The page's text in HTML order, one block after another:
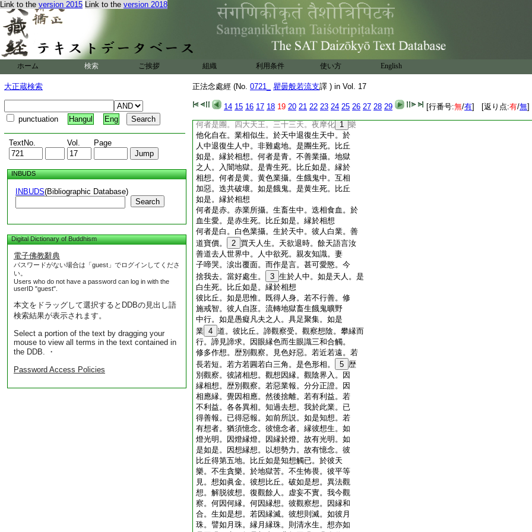
Link to the version 2015 Link to the version 2018
ホーム 検索 ご挨拶 組織 利用条件 使い方 English
大正蔵検索
punctuation Hangul Eng
TextNo. Vol. Page
INBUDS
INBUDS(Bibliographic Database)
Search
Digital Dictionary of Buddhism
電子佛教辭典
パスワードがない場合は「guest」でログインしてくださ
い。
Users who do not have a password can log in with the
userID "guest".
本文をドラッグして選択するとDDBの見出し語
検索結果が表示されます。
Select a portion of the text by dragging your
mouse to view all terms in the text contained in
the DDB. ・
Password Access Policies
正法念處經 (No. 0721_ 瞿曇般若流支譯 ) in Vol. 17
14 15 16 17 18 19 20 21 22 23 24 25 26 27 28 29 [行番号:無/有] [返り点:有/無]
寂靜心取戒 地獄生死＊短
比丘如是。縁於相想。彼比丘。如是思惟生死
＊短相。何者四楞。彼正觀察。欝單越人。於一
切物無我所心。決定上行。彼人如是四楞生
死。比丘如是。縁於相想
何者是圓地獄畜生餓鬼等中。無智輪轉。非
20 自心行。是圓生死。比丘如是。縁於相想
何者三角。若人行善不善無記種種雜業。地
獄天人諸處雜生。彼不善業。生地獄中。善
業天中。雜業人中。若行三業。於三處生。如
是名爲三角生死。比丘如是。縁於相想
何者是團。四大天王。三十三天。夜摩化 1 樂
他化自在。業相似生。於天中退復生天中。於
人中退復生人中。非難處地。是團生死。比丘
如是。縁於相想。何者是青。不善業攝。地獄
之人。入闇地獄。是青生死。比丘如是。縁於
相想。何者是黄。黄色業攝。生餓鬼中。互相
加惡。迭共破壞。如是餓鬼。是黄生死。比丘
如是。縁於相想
何者是赤。赤業所攝。生畜生中。迭相食血。於
血生愛。是赤生死。比丘如是。縁於相想
何者是白。白色業攝。生於天中。彼人白業。善
道寶價。
2 買天人生。天欲退時。餘天語言汝
善道去人世界中。人中欲死。親友知識。妻
子啼哭。涙出覆面。而作是言。甚可愛愍。今
捨我去。當好處生。
3 生於人中。如是天人。是
白生死。比丘如是。縁於相想
彼比丘。如是思惟。既得人身。若不行善。修
施戒智。彼人自誑。流轉地獄畜生餓鬼曠野
中行。如是愚癡凡夫之人。具足聚集。如是
業 4 道。彼比丘。諦觀察受。觀察想陰。攀縁而
行。諦見諦求。因眼縁色而生眼識三和合觸。
修多作想。歴別觀察。見色好惡。若近若遠。若
長若短。若方若圓若白三角。是色形相。
5 歴
別觀察。彼諸相想。觀想因縁。觀陰界入。因
縁相想。歴別觀察。若惡業報。分分正證。因
相應縁。覺因相應。然後捨離。若有利益。若
不利益。各各異相。知過去想。我於此業。已
得善報。已得惡報。如前所説。如是知想。若
有想者。猶須憶念。彼憶念者。縁彼想生。如
燈光明。因燈縁燈。因縁於燈。故有光明。如
是如是。因想縁想。以想勢力。故有憶念。彼
比丘得第五地。比丘如是知想觸已。於彼天
樂。不生貪樂。於地獄苦。不生怖畏。彼平等
見。想如眞金。彼想比丘。破如是想。異法觀
想。解脱彼想。復觀餘人。虚妄不實。我今觀
察。何因何縁。何因縁想。彼觀察想。因縁和
合。生如是想。若因縁滅。彼想則滅。如彼月
珠。譬如月珠。縁月縁珠。則清水生。想亦如